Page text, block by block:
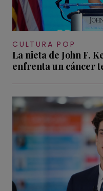
CULTURA POP
La nieta de John F.
enfrenta un cáncer